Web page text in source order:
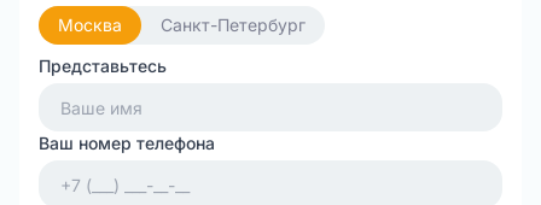
Москва
Санкт-Петербург
Представьтесь
Ваш номер телефона